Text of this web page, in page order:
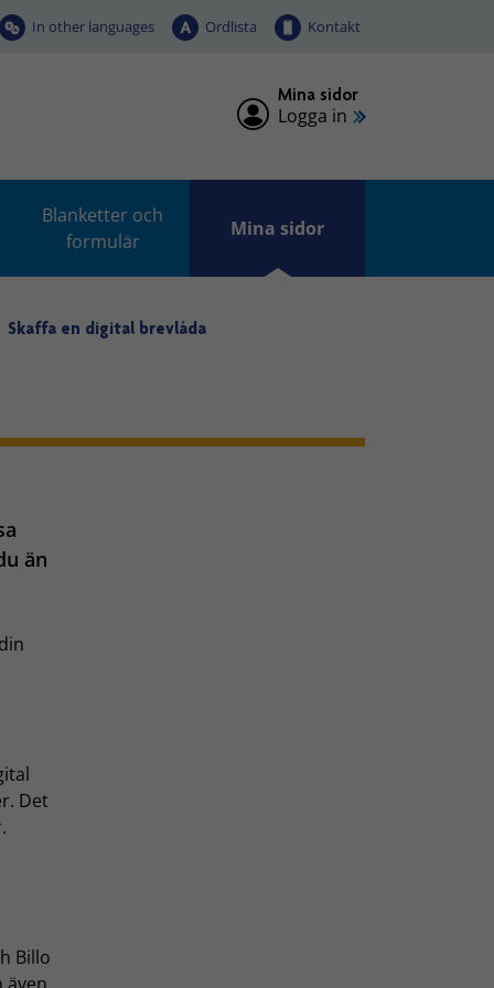
In other languages Ordlista Kontakt
Mina sidor
Logga in
Blanketter och
formulär
Mina sidor
Skaffa en digital brevlåda
än
Det
Billo
även